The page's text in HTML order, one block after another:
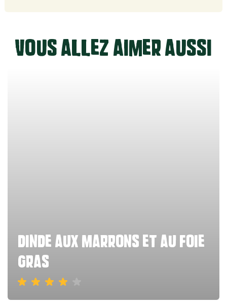
Vous allez aimer aussi
dinde aux marrons et au foie
gras